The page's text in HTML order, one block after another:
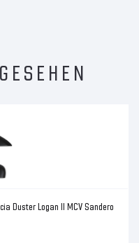
Duster Logan II MCV Sandero